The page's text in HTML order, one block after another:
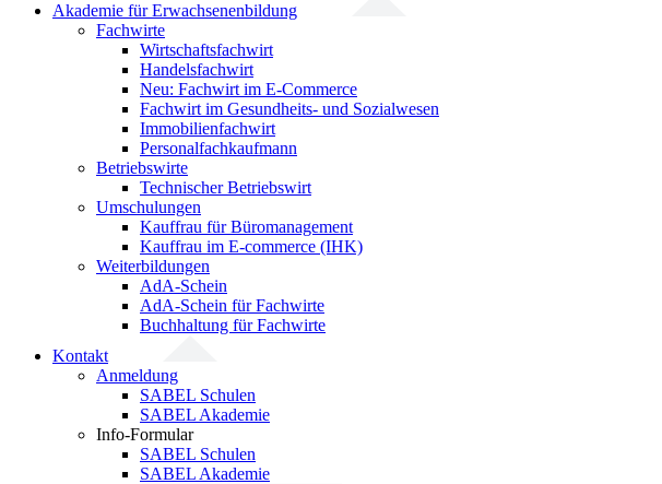
Akademie für Erwachsenenbildung
Fachwirte
Wirtschaftsfachwirt
Handelsfachwirt
Neu: Fachwirt im E-Commerce
Fachwirt im Gesundheits- und Sozialwesen
Immobilienfachwirt
Personalfachkaufmann
Betriebswirte
Technischer Betriebswirt
Umschulungen
Kauffrau für Büromanagement
Kauffrau im E-commerce (IHK)
Weiterbildungen
AdA-Schein
AdA-Schein für Fachwirte
Buchhaltung für Fachwirte
Kontakt
Anmeldung
SABEL Schulen
SABEL Akademie
Info-Formular
SABEL Schulen
SABEL Akademie